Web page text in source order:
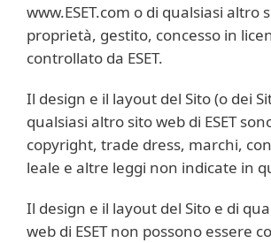
www.ESET.com o di qualsiasi altro
proprietà, gestito, concesso in
controllato da ESET.
Il design e il layout del Sito (o dei
qualsiasi altro sito web di ESET
copyright, trade dress, marchi,
leale e altre leggi non indicate in
Il design e il layout del Sito e di
web di ESET non possono essere